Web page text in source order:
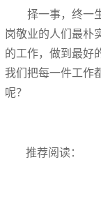
择一事，终一
岗敬业的人们最朴
的工作，做到最好
我们把每一件工作
呢？
推荐阅读：